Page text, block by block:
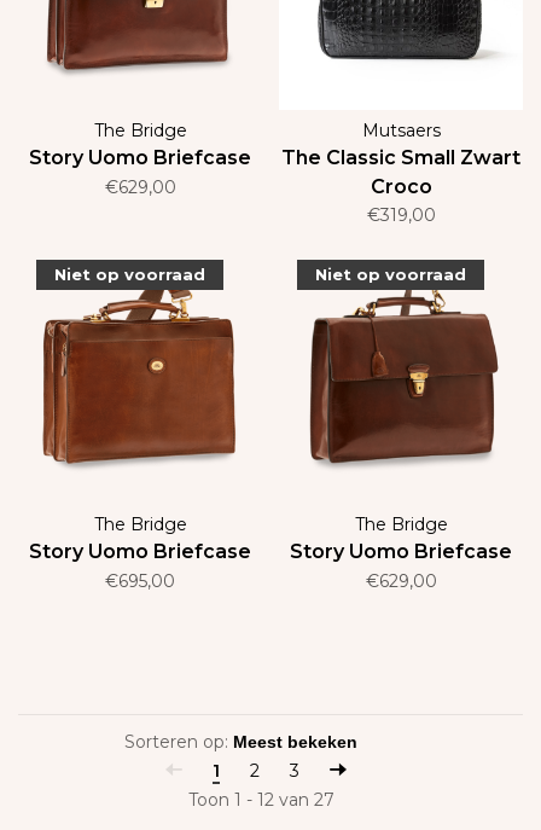
The Bridge
Story Uomo Briefcase
€629,00
Mutsaers
The Classic Small Zwart
Croco
€319,00
Niet op voorraad
The Bridge
Story Uomo Briefcase
€695,00
Niet op voorraad
The Bridge
Story Uomo Briefcase
€629,00
Sorteren op:
1
2
3
Toon 1 - 12 van 27